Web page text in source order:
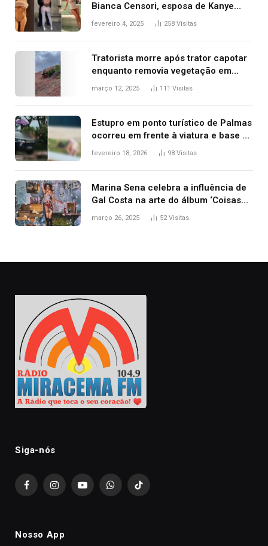
Bianca Censori, esposa de Kanye
West que apareceu nua no Grammy
fevereiro 4, 2025 258 Visitas
Tratorista morre após trator capotar
enquanto removia vegetação em
ribanceira de rodovia
março 12, 2025 111 Visitas
Estupro em ponto turístico de Palmas
ocorreu em frente à viatura e base de
segurança; polícia investiga
fevereiro 18, 2026 98 Visitas
Marina Sena celebra a influência de
Gal Costa na arte do álbum ‘Coisas
naturais’
março 26, 2025 52Visitas
Siga-nós
FacebookInstagramYouTubeWhatsAppTikTok
Nosso App